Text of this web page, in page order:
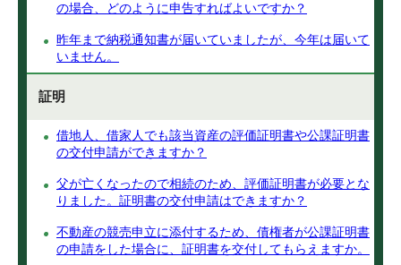
の場合、どのように申告すればよいですか？
昨年まで納税通知書が届いていましたが、今年は届いて
いません。
証明
借地人、借家人でも該当資産の評価証明書や公課証明書
の交付申請ができますか？
父が亡くなったので相続のため、評価証明書が必要とな
りました。証明書の交付申請はできますか？
不動産の競売申立に添付するため、債権者が公課証明書
の申請をした場合に、証明書を交付してもらえますか。